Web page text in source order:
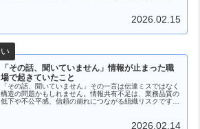
2026.02.15
「その話、聞いていません」情報が止まった職
場で起きていたこと
「その話、聞いていません」その一言は伝達ミスではなく
構造の問題かもしれません。情報共有不足は、業務品質の
低下や不公平感、信頼の崩れにつながる組織リスクです。
2026.02.14